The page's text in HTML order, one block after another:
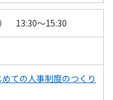
13:30～15:30
ての人事制度のつくり